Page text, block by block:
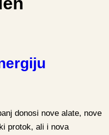
donosi nove alate, nove
protok, ali i nova